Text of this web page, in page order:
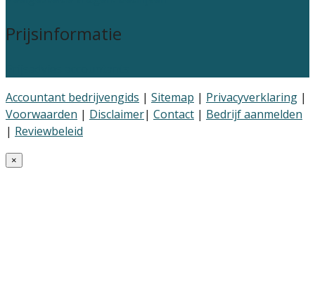
Prijsinformatie
Accountant bedrijvengids | Sitemap | Privacyverklaring |
Voorwaarden | Disclaimer| Contact | Bedrijf aanmelden
| Reviewbeleid
×